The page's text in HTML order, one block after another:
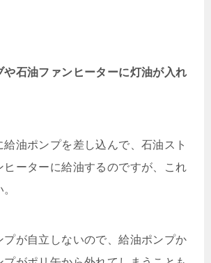
や石油ファンヒーターに灯油が入れ
給油ポンプを差し込んで、石油スト
ヒーターに給油するのですが、これ
プが自立しないので、給油ポンプか